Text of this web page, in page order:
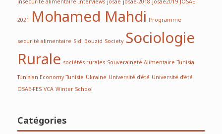
2021 Mohamed Mahdi Programme
securité alimentaire Sidi Bouzid Society Sociologie
Rurale sociétés rurales Souveraineté Alimentaire Tunisia
Tunisian EconomyTunisie Ukraine Université d'été Université d’été
OSAE-FESVCAWinter School
Catégories